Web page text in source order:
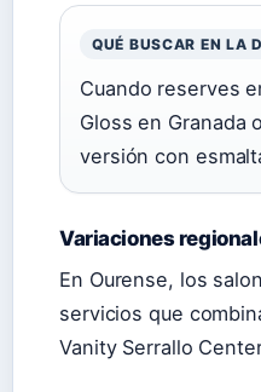
QUÉ BUSCAR EN LA
Cuando reserves
Gloss en Granada
versión con
Variaciones
En Ourense, los
servicios que
Vanity Serrallo